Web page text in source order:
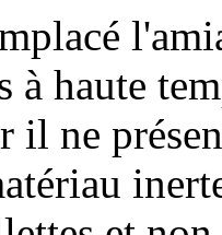
à haute
il ne